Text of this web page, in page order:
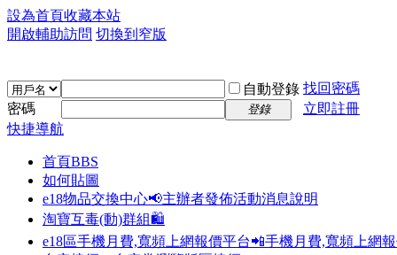
設為首頁收藏本站
開啟輔助訪問 切換到窄版
自動登錄 找回密碼
密碼
登錄
立即註冊
快捷導航
首頁BBS
如何貼圖
e18物品交換中心📢主辦者發佈活動消息說明
淘寶互毒(動)群組🛍️
e18區手機月費,寬頻上網報價平台📲手機月費,寬頻上網